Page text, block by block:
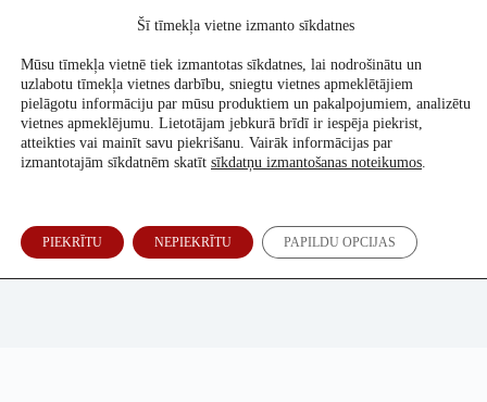
Atbalsti mūs
Inga Spriņģe
Šī tīmekļa vietne izmanto sīkdatnes
Mūsu tīmekļa vietnē tiek izmantotas sīkdatnes, lai nodrošinātu un
uzlabotu tīmekļa vietnes darbību, sniegtu vietnes apmeklētājiem
pielāgotu informāciju par mūsu produktiem un pakalpojumiem, analizētu
vietnes apmeklējumu. Lietotājam jebkurā brīdī ir iespēja piekrist,
atteikties vai mainīt savu piekrišanu. Vairāk informācijas par
izmantotajām sīkdatnēm skatīt sīkdatņu izmantošanas noteikumos.
PIEKRĪTU NEPIEKRĪTU PAPILDU OPCIJAS